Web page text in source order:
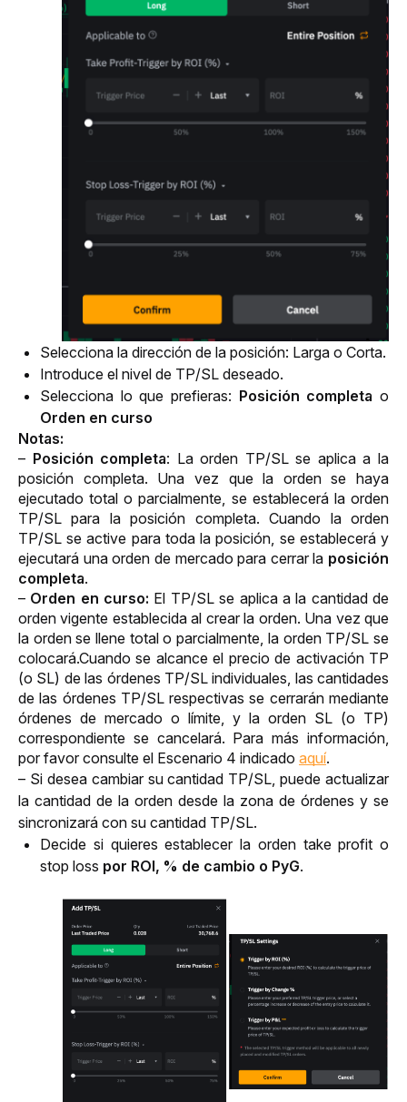
Selecciona la dirección de la posición: Larga o Corta.
Introduce el nivel de TP/SL deseado.
Selecciona lo que prefieras: Posición completa o
Orden en curso
Notas:
– Posición completa: La orden TP/SL se aplica a la
posición completa. Una vez que la orden se haya
ejecutado total o parcialmente, se establecerá la orden
TP/SL para la posición completa. Cuando la orden
TP/SL se active para toda la posición, se establecerá y
ejecutará una orden de mercado para cerrar la posición
completa.
– Orden en curso: El TP/SL se aplica a la cantidad de
orden vigente establecida al crear la orden. Una vez que
la orden se llene total o parcialmente, la orden TP/SL se
colocará.Cuando se alcance el precio de activación TP
(o SL) de las órdenes TP/SL individuales, las cantidades
de las órdenes TP/SL respectivas se cerrarán mediante
órdenes de mercado o límite, y la orden SL (o TP)
correspondiente se cancelará. Para más información,
por favor consulte el Escenario 4 indicado aquí.
– Si desea cambiar su cantidad TP/SL, puede actualizar
la cantidad de la orden desde la zona de órdenes y se
sincronizará con su cantidad TP/SL.
Decide si quieres establecer la orden take profit o
stop loss por ROI, % de cambio o PyG.